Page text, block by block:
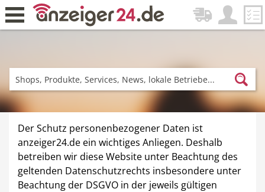
Zurück
Fitness & Sport Einkaufen
DE-News News
Der Schutz personenbezogener Daten ist
anzeiger24.de ein wichtiges Anliegen. Deshalb
betreiben wir diese Website unter Beachtung des
geltenden Datenschutzrechts insbesondere unter
Beachtung der DSGVO in der jeweils gültigen